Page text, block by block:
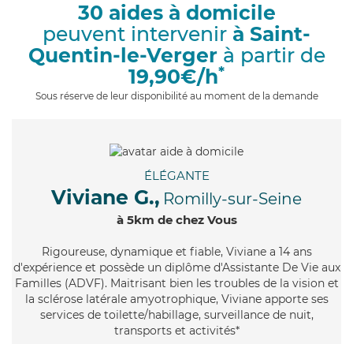
30 aides à domicile
peuvent intervenir à Saint-
Quentin-le-Vergerà partir de
19,90€/h*
Sous réserve de leur disponibilité au moment de la demande
ÉLÉGANTE
Viviane G., Romilly-sur-Seine
à 5km de chez Vous
Rigoureuse, dynamique et fiable, Viviane a 14 ans
d'expérience et possède un diplôme d'Assistante De Vie aux
Familles (ADVF). Maitrisant bien les troubles de la vision et
la sclérose latérale amyotrophique, Viviane apporte ses
services de toilette/habillage, surveillance de nuit,
transports et activités*